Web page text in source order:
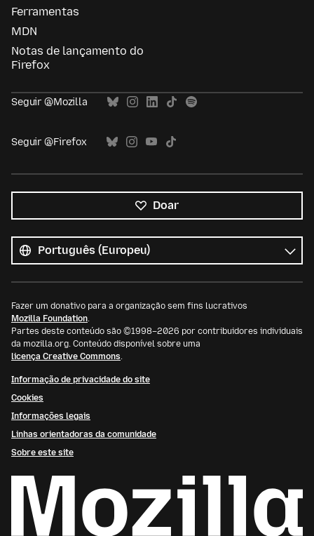
Ferramentas
MDN
Notas de lançamento do
Firefox
Seguir @Mozilla
Seguir @Firefox
Doar
os
idiomas
Idioma
Fazer um donativo para a organização sem fins lucrativos
Mozilla Foundation.
Partes deste conteúdo são ©1998–2026 por contribuidores individuais
da mozilla.org. Conteúdo disponível sobre uma
licença Creative Commons.
Informação de privacidade do site
Cookies
Informações legais
Linhas orientadoras da comunidade
Sobre este site